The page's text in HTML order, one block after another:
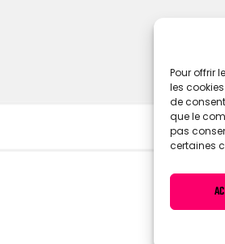
Pour offrir
les
de
que le
pas
certaines